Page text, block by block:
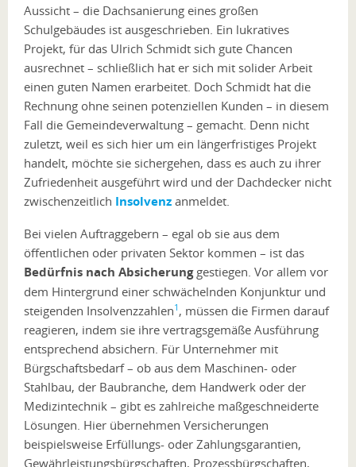
Aussicht – die Dachsanierung eines großen
Schulgebäudes ist ausgeschrieben. Ein lukratives
Projekt, für das Ulrich Schmidt sich gute Chancen
ausrechnet – schließlich hat er sich mit solider Arbeit
einen guten Namen erarbeitet. Doch Schmidt hat die
Rechnung ohne seinen potenziellen Kunden –­ in diesem
Fall die Gemeindeverwaltung – gemacht. Denn nicht
zuletzt, weil es sich hier um ein längerfristiges Projekt
handelt, möchte sie sichergehen, dass es auch zu ihrer
Zufriedenheit ausgeführt wird und der Dachdecker nicht
zwischenzeitlich Insolvenz anmeldet.
Bei vielen Auftraggebern – egal ob sie aus dem
öffentlichen oder privaten Sektor kommen – ist das
Bedürfnis nach Absicherunggestiegen. Vor allem vor
dem Hintergrund einer schwächelnden Konjunktur und
steigenden Insolvenzzahlen1 , müssen die Firmen darauf
reagieren, indem sie ihre vertragsgemäße Ausführung
entsprechend absichern. Für Unternehmer mit
Bürgschaftsbedarf – ob aus dem Maschinen- oder
Stahlbau, der Baubranche, dem Handwerk oder der
Medizintechnik – gibt es zahlreiche maßgeschneiderte
Lösungen. Hier übernehmen Versicherungen
beispielsweise Erfüllungs- oder Zahlungsgarantien,
Gewährleistungsbürgschaften, Prozessbürgschaften,